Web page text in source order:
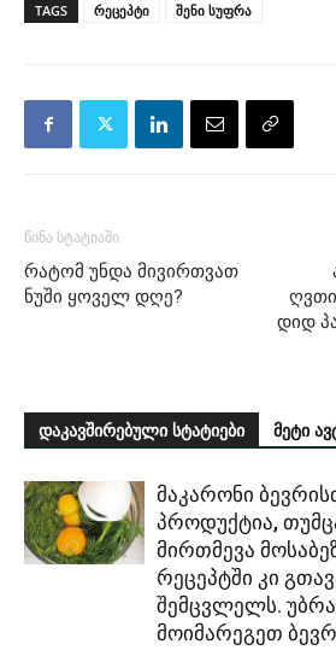
TAGS რეცეპტი შენი სუფრა
წინა სტატიაში
რატომ უნდა მივირთვათ
ნუში ყოველ დღე?
დიდ
დაკავშირებული სტატიები მეტი
მაკარონი
პროდუქტია,
მირთმევა
რეცეპტში კი
შემცვლელს.
მოიმარეგეთ